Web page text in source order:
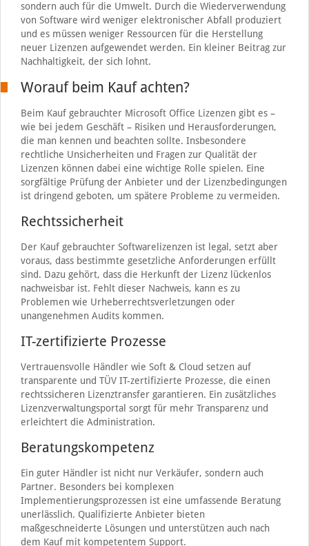
sondern auch für die Umwelt. Durch die Wiederverwendung
von Software wird weniger elektronischer Abfall produziert
und es müssen weniger Ressourcen für die Herstellung
neuer Lizenzen aufgewendet werden. Ein kleiner Beitrag zur
Nachhaltigkeit, der sich lohnt.
Worauf beim Kauf achten?
Beim Kauf gebrauchter Microsoft Office Lizenzen gibt es –
wie bei jedem Geschäft – Risiken und Herausforderungen,
die man kennen und beachten sollte. Insbesondere
rechtliche Unsicherheiten und Fragen zur Qualität der
Lizenzen können dabei eine wichtige Rolle spielen. Eine
sorgfältige Prüfung der Anbieter und der Lizenzbedingungen
ist dringend geboten, um spätere Probleme zu vermeiden.
Rechtssicherheit
Der Kauf gebrauchter Softwarelizenzen ist legal, setzt aber
voraus, dass bestimmte gesetzliche Anforderungen erfüllt
sind. Dazu gehört, dass die Herkunft der Lizenz lückenlos
nachweisbar ist. Fehlt dieser Nachweis, kann es zu
Problemen wie Urheberrechtsverletzungen oder
unangenehmen Audits kommen.
IT-zertifizierte Prozesse
Vertrauensvolle Händler wie Soft & Cloud setzen auf
transparente und TÜV IT-zertifizierte Prozesse, die einen
rechtssicheren Lizenztransfer garantieren. Ein zusätzliches
Lizenzverwaltungsportal sorgt für mehr Transparenz und
erleichtert die Administration.
Beratungskompetenz
Ein guter Händler ist nicht nur Verkäufer, sondern auch
Partner. Besonders bei komplexen
Implementierungsprozessen ist eine umfassende Beratung
unerlässlich. Qualifizierte Anbieter bieten
maßgeschneiderte Lösungen und unterstützen auch nach
dem Kauf mit kompetentem Support.